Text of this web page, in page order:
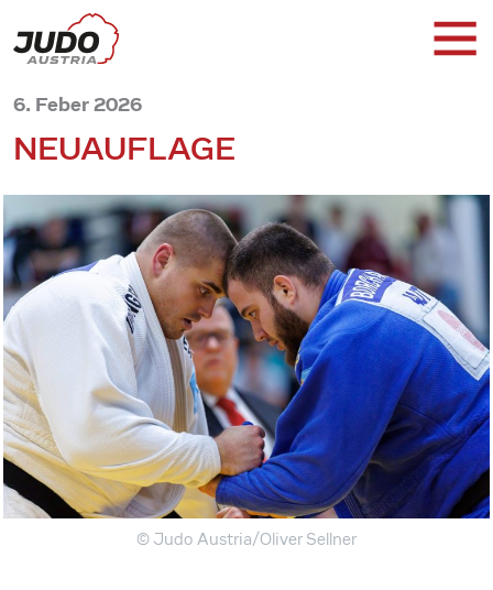
6. Feber 2026
NEUAUFLAGE
© Judo Austria/Oliver Sellner